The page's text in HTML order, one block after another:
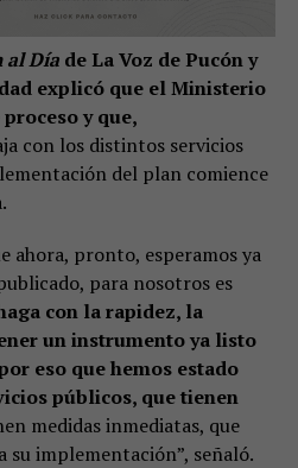
al Díade La Voz de Pucón y
explicó que el Ministerio
y que,
con los distintos servicios
del plan comience
ahora, pronto, esperamos ya
para nosotros es
con la rapidez, la
un instrumento ya listo
eso que hemos estado
públicos, que tienen
medidas inmediatas, que
su implementación”, señaló.